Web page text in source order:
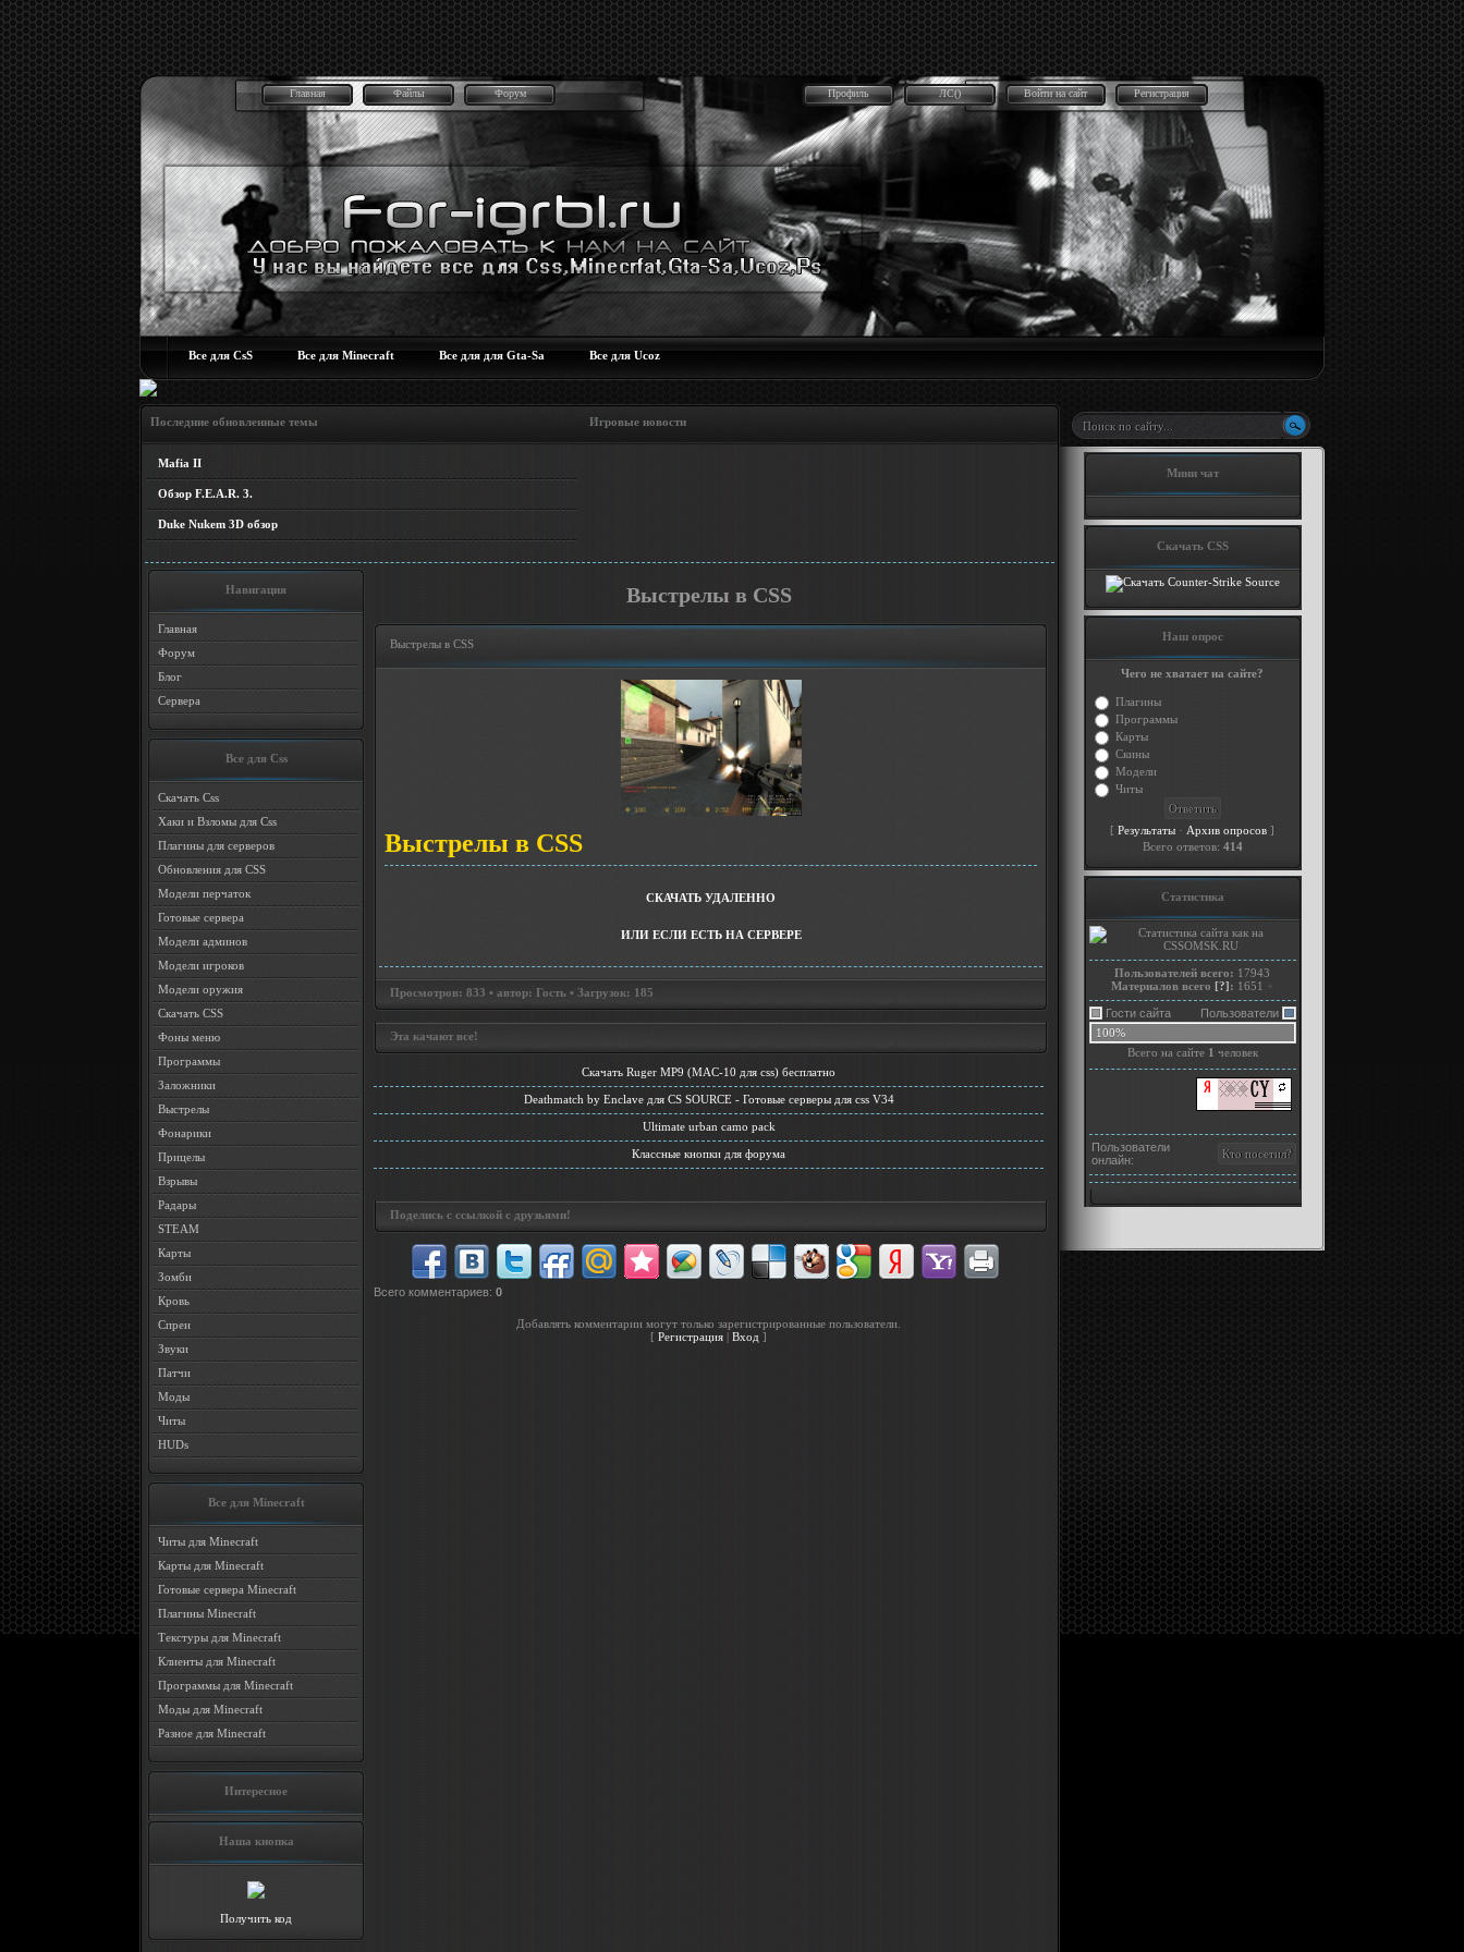
Главная Файлы Форум Профиль ЛС() Войти на сайт Регистрация
Все для CsS Все для Minecraft Все для для Gta-Sa Все для Ucoz
Последние обновленные темы Игровые новости
Mafia II
Обзор F.E.A.R. 3.
Duke Nukem 3D обзор
Навигация
Главная
Форум
Блог
Сервера
Все для Css
Скачать Css
Хаки и Взломы для Css
Плагины для серверов
Обновления для CSS
Модели перчаток
Готовые сервера
Модели админов
Модели игроков
Модели оружия
Скачать CSS
Фоны меню
Программы
Заложники
Выстрелы
Фонарики
Прицелы
Взрывы
Радары
STEAM
Карты
Зомби
Кровь
Спреи
Звуки
Патчи
Моды
Читы
HUDs
Все для Minecraft
Читы для Minecraft
Карты для Minecraft
Готовые сервера Minecraft
Плагины Minecraft
Текстуры для Minecraft
Клиенты для Minecraft
Программы для Minecraft
Моды для Minecraft
Разное для Minecraft
Интересное
Наша кнопка
Получить код
Выстрелы в CSS
Выстрелы в CSS
Выстрелы в CSS
СКАЧАТЬ УДАЛЕННО
ИЛИ ЕСЛИ ЕСТЬ НА СЕРВЕРЕ
Просмотров: 833 • автор: Гость • Загрузок: 185
Эта качают все!
Скачать Ruger MP9 (MAC-10 для css) бесплатно
Deathmatch by Enclave для CS SOURCE - Готовые серверы для css V34
Ultimate urban camo pack
Классные кнопки для форума
Поделись с ссылкой с друзьями!
Всего комментариев: 0
Добавлять комментарии могут только зарегистрированные пользователи.
[ Регистрация Вход ]
Мини чат
Скачать CSS
Наш опрос
Чего не хватает на сайте?
Плагины
Программы
Карты
Скины
Модели
Читы
[ Результаты · Архив опросов ]
Всего ответов: 414
Статистика
Пользователей всего: 17943
Материалов всего [?]: 1651 +
Гости сайта
Пользователи
100%
Всего на сайте 1 человек
Пользователи
онлайн: